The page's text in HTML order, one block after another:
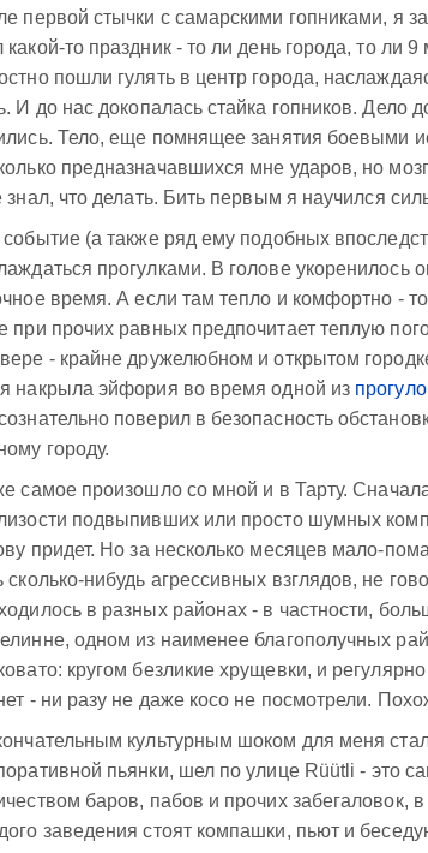
первой стычки с самарскими гопниками, я
какой-то праздник - то ли день города, то ли
пошли гулять в центр города,
И до нас докопалась стайка гопников. Дело
Тело, еще помнящее занятия боевыми
предназначавшихся мне ударов, но
знал, что делать. Бить первым я научился
(а также ряд ему подобных
прогулками. В голове
время. А если там тепло и комфортно -
при прочих равных предпочитает теплую
- крайне дружелюбном и открытом
накрыла эйфория во время одной из
поверил в безопасность
городу.
самое произошло со мной и в Тарту.
подвыпивших или просто шумных
придет. Но за несколько месяцев мало-
сколько-нибудь агрессивных взглядов, не
в разных районах - в частности,
одном из наименее благополучных
кругом безликие хрущевки, и
- ни разу не даже косо не посмотрели.
культурным шоком для меня
пьянки, шел по улице Rüütli - это
баров, пабов и прочих забегаловок,
заведения стоят компашки, пьют и